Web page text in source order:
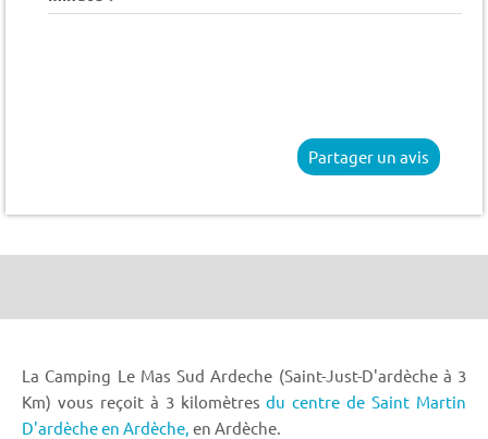
Partager un avis
La Camping Le Mas Sud Ardeche (Saint-Just-D'ardèche à 3
Km) vous reçoit à 3 kilomètresdu centre de Saint Martin
D'ardèche en Ardèche, en Ardèche.